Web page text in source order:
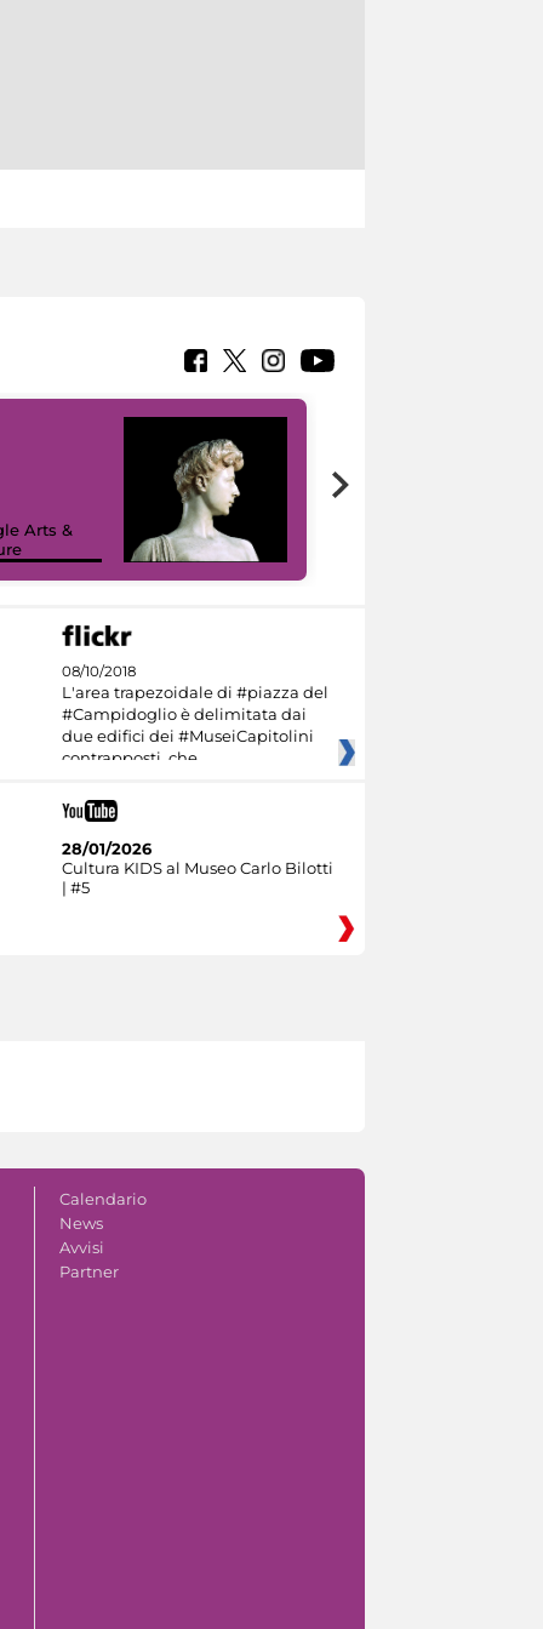
Arts &
08/10/2018
L'area trapezoidale di #piazza del
#Campidoglio è delimitata dai
due edifici dei #MuseiCapitolini
contrapposti, che
28/01/2026
Cultura KIDS al Museo Carlo Bilotti
| #5
Calendario
News
Avvisi
Partner